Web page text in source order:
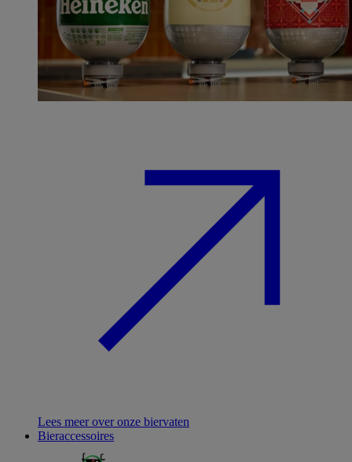
Lees meer over onze biervaten
Bieraccessoires